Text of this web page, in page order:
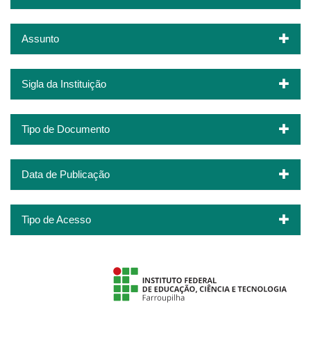
Assunto
Sigla da Instituição
Tipo de Documento
Data de Publicação
Tipo de Acesso